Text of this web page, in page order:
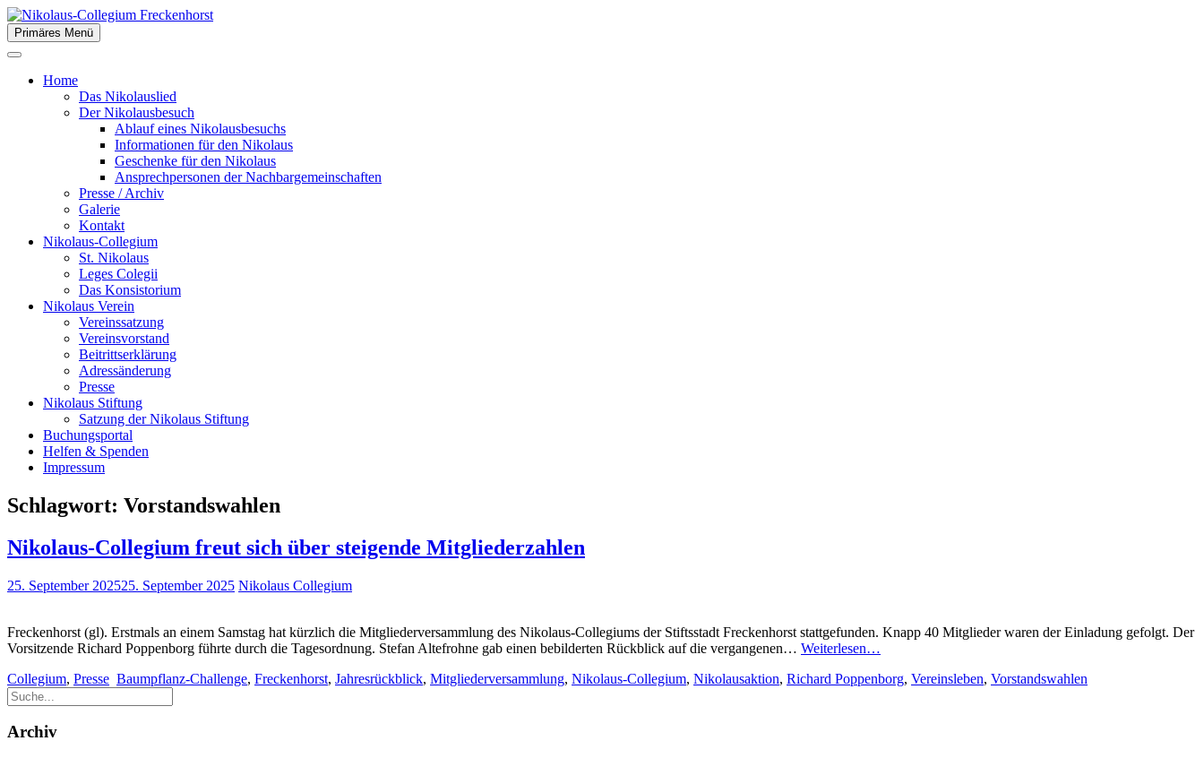
Zum
Inhalt
springen
Nikolaus-Collegium Freckenhorst
der Stiftsstadt Freckenhorst e.V.
Primäres Menü
Home
Das Nikolauslied
Der Nikolausbesuch
Ablauf eines Nikolausbesuchs
Informationen für den Nikolaus
Geschenke für den Nikolaus
Ansprechpersonen der Nachbargemeinschaften
Presse / Archiv
Galerie
Kontakt
Nikolaus-Collegium
St. Nikolaus
Leges Colegii
Das Konsistorium
Nikolaus Verein
Vereinssatzung
Vereinsvorstand
Beitrittserklärung
Adressänderung
Presse
Nikolaus Stiftung
Satzung der Nikolaus Stiftung
Buchungsportal
Helfen & Spenden
Impressum
Schlagwort: Vorstandswahlen
Nikolaus-Collegium freut sich über steigende Mitgliederzahlen
25. September 202525. September 2025 Nikolaus Collegium
Freckenhorst (gl). Erstmals an einem Samstag hat kürzlich die Mitgliederversammlung des Nikolaus-Collegiums der Stiftsstadt Freckenhorst stattgefunden. Knapp 40 Mitglieder waren der Einladung gefolgt. Der
Vorsitzende Richard Poppenborg führte durch die Tagesordnung. Stefan Altefrohne gab einen bebilderten Rückblick auf die vergangenen… Weiterlesen…
freut
Collegium, Presse Baumpflanz-Challenge, Freckenhorst, Jahresrückblick, Mitgliederversammlung, Nikolaus-Collegium, Nikolausaktion, Richard Poppenborg, Vereinsleben, Vorstandswahlen
Archiv